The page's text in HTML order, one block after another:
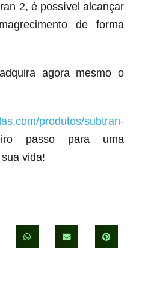
2, é possível alcançar
de forma
agora mesmo o
produtos/subtran-
passo para uma
vida!